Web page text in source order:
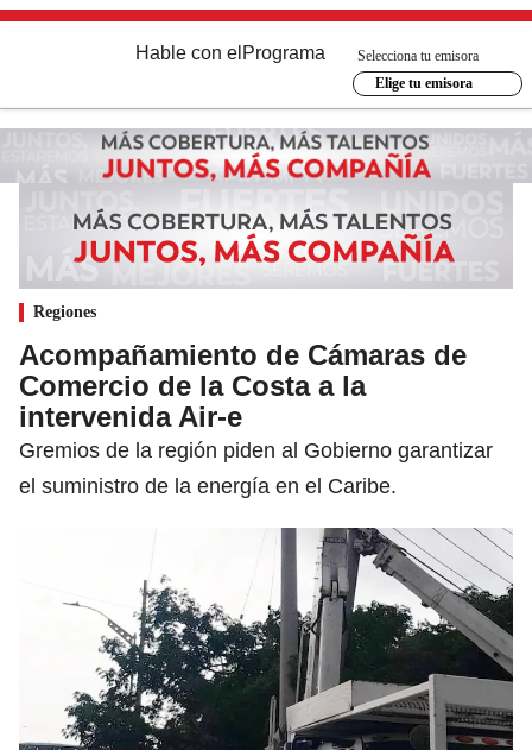
Hable con el Programa
Selecciona tu emisora
Elige tu emisora
Regiones
Acompañamiento de Cámaras de
Comercio de la Costa a la
intervenida Air-e
Gremios de la región piden al Gobierno garantizar
el suministro de la energía en el Caribe.